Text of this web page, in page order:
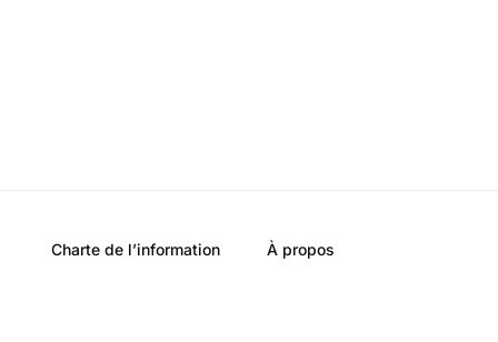
Charte de l’information À propos